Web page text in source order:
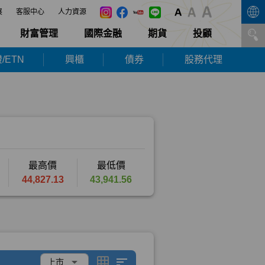
客服中心 人力資源
財富管理 國際金融 期貨 投顧
ETN 興櫃 債券 股務代理